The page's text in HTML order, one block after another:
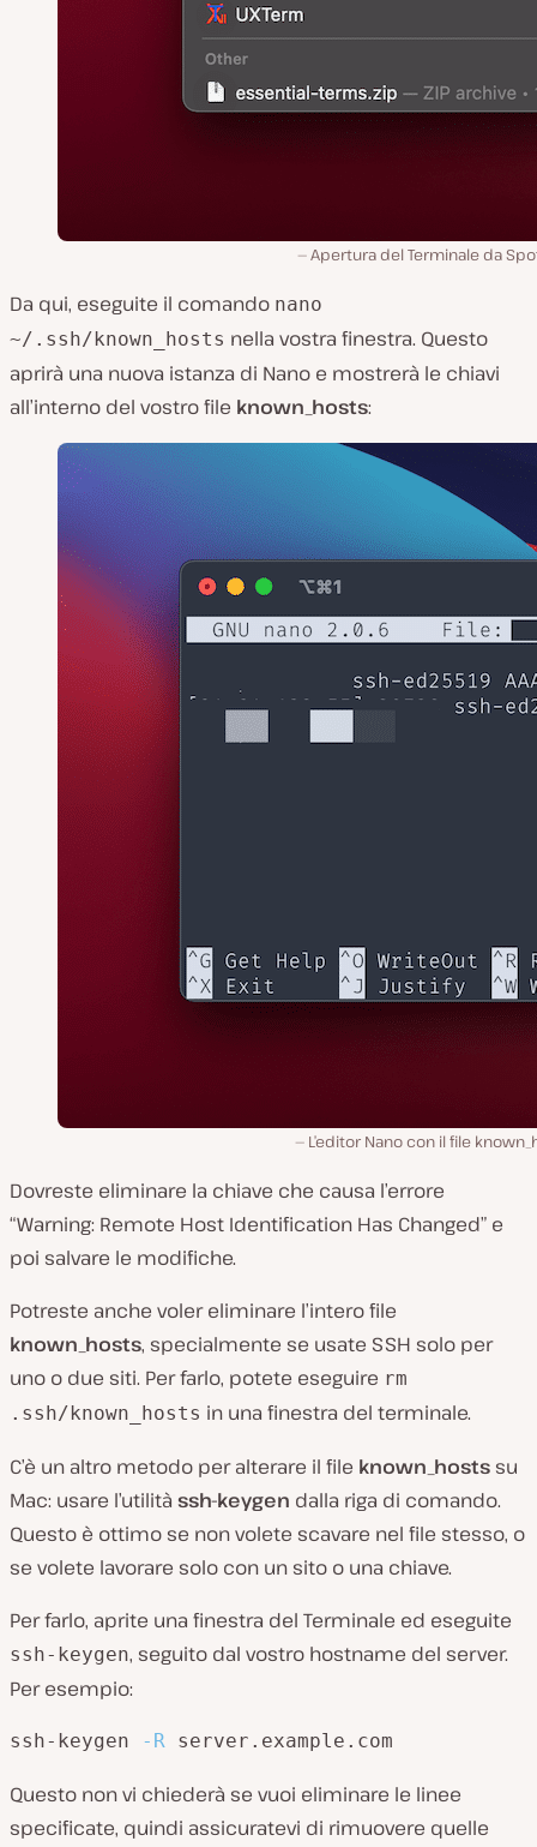
Apertura del Terminale da
Da qui, eseguite il comando nano
~/.ssh/known_hosts nella vostra finestra. Questo
aprirà una nuova istanza di Nano e mostrerà le chiavi
all’interno del vostro file known_hosts:
L’editor Nano con il file
Dovreste eliminare la chiave che causa l’errore
“Warning: Remote Host Identification Has Changed” e
poi salvare le modifiche.
Potreste anche voler eliminare l’intero file
known_hosts, specialmente se usate SSH solo per
uno o due siti. Per farlo, potete eseguire rm
.ssh/known_hosts in una finestra del terminale.
C’è un altro metodo per alterare il file known_hosts su
Mac: usare l’utilità ssh-keygen dalla riga di comando.
Questo è ottimo se non volete scavare nel file stesso, o
se volete lavorare solo con un sito o una chiave.
Per farlo, aprite una finestra del Terminale ed eseguite
ssh-keygen, seguito dal vostro hostname del server.
Per esempio:
ssh-keygen -R server.example.com
Questo non vi chiederà se vuoi eliminare le linee
specificate, quindi assicuratevi di rimuovere quelle